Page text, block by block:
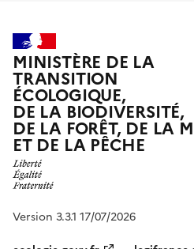
MINISTÈRE DE LA
TRANSITION
ÉCOLOGIQUE,
DE LA BIODIVERSITÉ,
DE LA FORÊT, DE LA
ET DE LA PÊCHE
Version 3.3.1 17/07/2026